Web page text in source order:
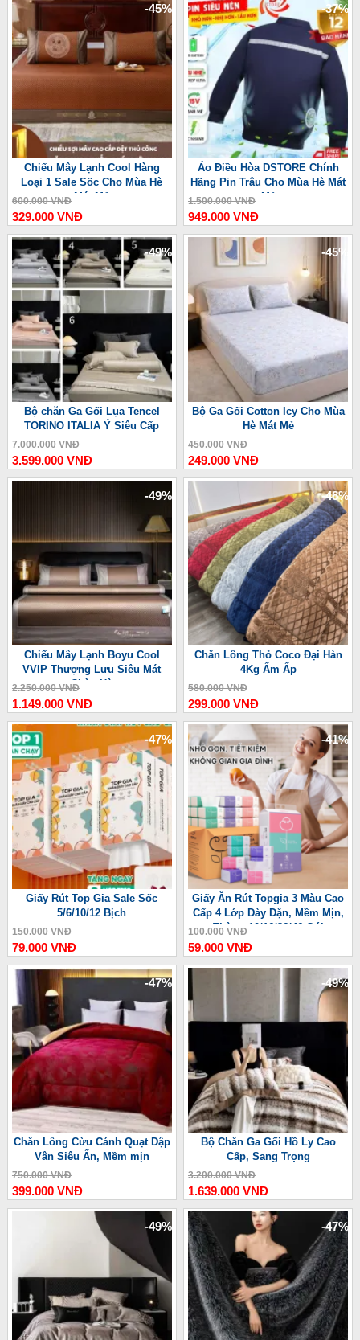
-45%
Chiếu Mây Lạnh Cool Hàng
Loại 1 Sale Sốc Cho Mùa Hè
Mát Mẻ
600.000 VNĐ
329.000 VNĐ
-37%
Áo Điều Hòa DSTORE Chính
Hãng Pin Trâu Cho Mùa Hè Mát
Mẻ
1.500.000 VNĐ
949.000 VNĐ
-49%
Bộ chăn Ga Gối Lụa Tencel
TORINO ITALIA Ý Siêu Cấp
Thượng Lưu
7.000.000 VNĐ
3.599.000 VNĐ
-45%
Bộ Ga Gối Cotton Icy Cho Mùa
Hè Mát Mẻ
450.000 VNĐ
249.000 VNĐ
-49%
Chiếu Mây Lạnh Boyu Cool
VVIP Thượng Lưu Siêu Mát
Chào Hè
2.250.000 VNĐ
1.149.000 VNĐ
-48%
Chăn Lông Thỏ Coco Đại Hàn
4Kg Ấm Ấp
580.000 VNĐ
299.000 VNĐ
-47%
Giấy Rút Top Gia Sale Sốc
5/6/10/12 Bịch
150.000 VNĐ
79.000 VNĐ
-41%
Giấy Ăn Rút Topgia 3 Màu Cao
Cấp 4 Lớp Dày Dặn, Mềm Mịn,
Thùng 10/16/36/46 Gói
100.000 VNĐ
59.000 VNĐ
-47%
Chăn Lông Cừu Cánh Quạt Dập
Vân Siêu Ấn, Mềm mịn
750.000 VNĐ
399.000 VNĐ
-49%
Bộ Chăn Ga Gối Hồ Ly Cao
Cấp, Sang Trọng
3.200.000 VNĐ
1.639.000 VNĐ
-49% -47%